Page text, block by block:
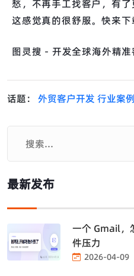
愁，不再手工找客户，有了
这感觉真的很舒服。快来下
图灵搜 - 开发全球海外精
话题： 外贸客户开发 行业案例
最新发布
一个 Gmail，
件压力
2026-04-09